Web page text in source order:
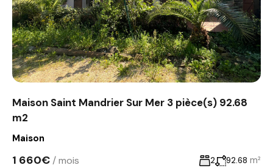
Maison Saint Mandrier Sur Mer 3 pièce(s) 92.68
m2
Maison
1 660€ / mois 2 92.68 m²